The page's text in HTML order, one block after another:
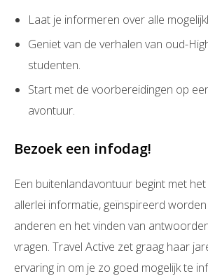
Laat je informeren over alle
Geniet van de verhalen van oud-
studenten.
Start met de voorbereidingen op
avontuur.
Bezoek een infodag!
Een buitenlandavontuur begint met
allerlei informatie, geïnspireerd
anderen en het vinden van
vragen. Travel Active zet graag haar
ervaring in om je zo goed mogelijk te